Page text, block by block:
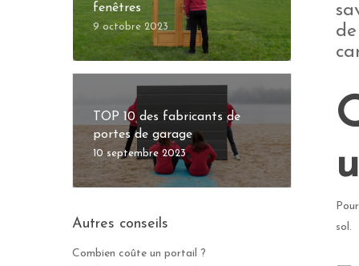
fenêtres
9 octobre 2023
TOP 10 des fabricants de
portes de garage
10 septembre 2023
Autres conseils
Combien coûte un portail ?
sol.